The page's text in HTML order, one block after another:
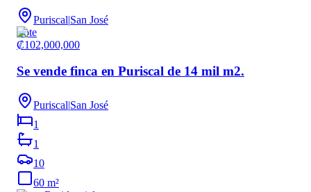
Puriscal|San José
Lote
₡102,000,000
Se vende finca en Puriscal de 14 mil m2.
Puriscal|San José
1
1
10
60 m²